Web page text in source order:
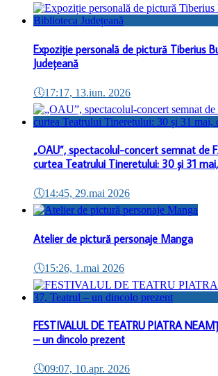
Expoziție personală de pictură Tiberius
Județeană
🕔17:17, 13.iun. 2026
„OAU”, spectacolul-concert semnat de
curtea Teatrului Tineretului: 30 și 31
🕔14:45, 29.mai 2026
Atelier de pictură personaje Manga
🕔15:26, 1.mai 2026
FESTIVALUL DE TEATRU PIATRA
– un dincolo prezent
🕔09:07, 10.apr. 2026